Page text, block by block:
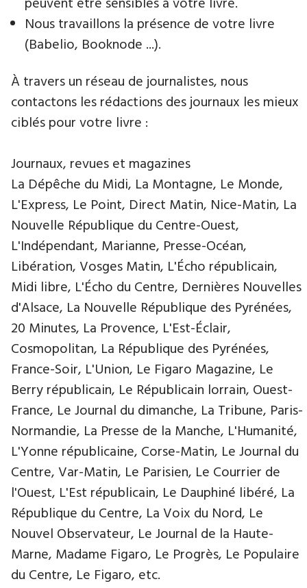
Nous travaillons la présence de votre livre
(Babelio, Booknode ...).
À travers un réseau de journalistes, nous
contactons les rédactions des journaux les mieux
ciblés pour votre livre :
Journaux, revues et magazines
La Dépêche du Midi, La Montagne, Le Monde,
L'Express, Le Point, Direct Matin, Nice-Matin, La
Nouvelle République du Centre-Ouest,
L'Indépendant, Marianne, Presse-Océan,
Libération, Vosges Matin, L'Écho républicain,
Midi libre, L'Écho du Centre, Dernières Nouvelles
d'Alsace, La Nouvelle République des Pyrénées,
20 Minutes, La Provence, L'Est-Éclair,
Cosmopolitan, La République des Pyrénées,
France-Soir, L'Union, Le Figaro Magazine, Le
Berry républicain, Le Républicain lorrain, Ouest-
France, Le Journal du dimanche, La Tribune, Paris-
Normandie, La Presse de la Manche, L'Humanité,
L'Yonne républicaine, Corse-Matin, Le Journal du
Centre, Var-Matin, Le Parisien, Le Courrier de
l'Ouest, L'Est républicain, Le Dauphiné libéré, La
République du Centre, La Voix du Nord, Le
Nouvel Observateur, Le Journal de la Haute-
Marne, Madame Figaro, Le Progrès, Le Populaire
du Centre, Le Figaro, etc.